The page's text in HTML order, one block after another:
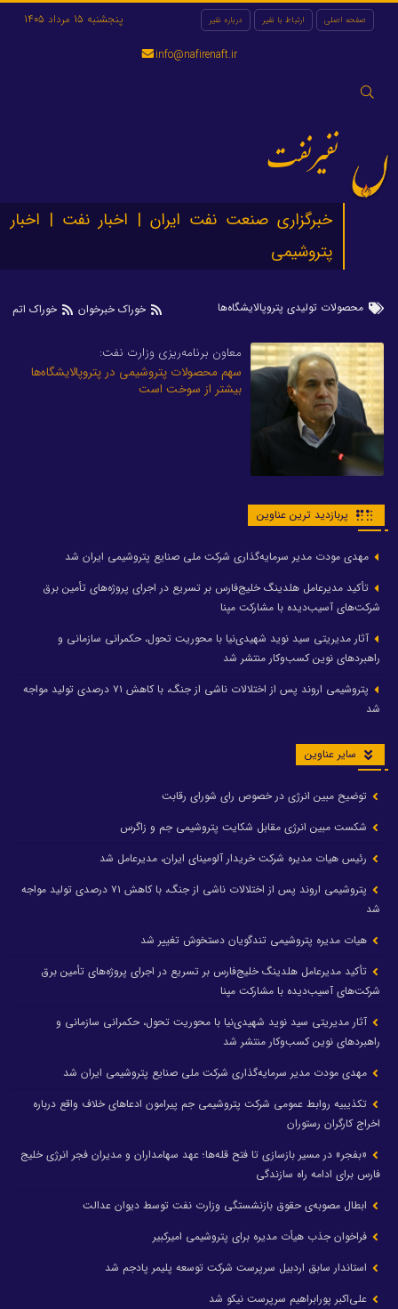
صفحه اصلی ارتباط با نفیر درباره نفیر
جستجو
پنجشنبه 15 مرداد 1405
info@nafirenaft.ir
نفیرنفت
خبرگزاری صنعت نفت ایران | اخبار نفت | اخبار
پتروشیمی
محصولات تولیدی پتروپالایشگاه‌ها خوراک خبرخوان خوراک اتم
معاون برنامه‌ریزی وزارت نفت:
سهم محصولات پتروشیمی در پتروپالایشگاه‌ها
بیشتر از سوخت است
پربازدید ترین عناوین
مهدی مودت مدیر سرمایه‌گذاری شرکت ملی صنایع پتروشیمی ایران شد
تأکید مدیرعامل هلدینگ خلیج‌فارس بر تسریع در اجرای پروژه‌های تأمین برق
شرکت‌های آسیب‌دیده با مشارکت مپنا
آثار مدیریتی سید نوید شهیدی‌نیا با محوریت تحول، حکمرانی سازمانی و
راهبردهای نوین کسب‌وکار منتشر شد
پتروشیمی اروند پس از اختلالات ناشی از جنگ، با کاهش ۷۱ درصدی تولید مواجه
شد
سایر عناوین
توضیح مبین انرژی در خصوص رای شورای رقابت
شکست مبین انرژی مقابل شکایت پتروشیمی جم و زاگرس
رئیس هیات مدیره شرکت خریدار آلومینای ایران، مدیرعامل شد
پتروشیمی اروند پس از اختلالات ناشی از جنگ، با کاهش ۷۱ درصدی تولید مواجه
شد
هیات مدیره پتروشیمی تندگویان دستخوش تغییر شد
تأکید مدیرعامل هلدینگ خلیج‌فارس بر تسریع در اجرای پروژه‌های تأمین برق
شرکت‌های آسیب‌دیده با مشارکت مپنا
آثار مدیریتی سید نوید شهیدی‌نیا با محوریت تحول، حکمرانی سازمانی و
راهبردهای نوین کسب‌وکار منتشر شد
مهدی مودت مدیر سرمایه‌گذاری شرکت ملی صنایع پتروشیمی ایران شد
تکذیبیه روابط عمومی شرکت پتروشیمی جم پیرامون ادعاهای خلاف واقع درباره
اخراج کارگران رستوران
«بفجر» در مسیر بازسازی تا فتح قله‌ها؛ عهد سهامداران و مدیران فجر انرژی خلیج
فارس برای ادامه راه سازندگی
ابطال مصوبه‌ی حقوق بازنشستگی وزارت نفت توسط دیوان عدالت
فراخوان جذب هیأت مدیره برای پتروشیمی امیرکبیر
استاندار سابق اردبیل سرپرست شرکت توسعه پلیمر پادجم شد
علی‌اکبر پورابراهیم سرپرست نیکو شد